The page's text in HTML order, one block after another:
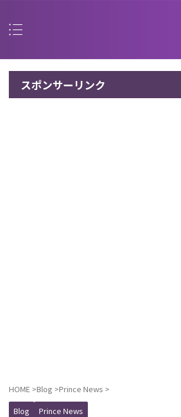
スポンサーリンク
HOME >Blog >Prince News >
Blog
Prince News